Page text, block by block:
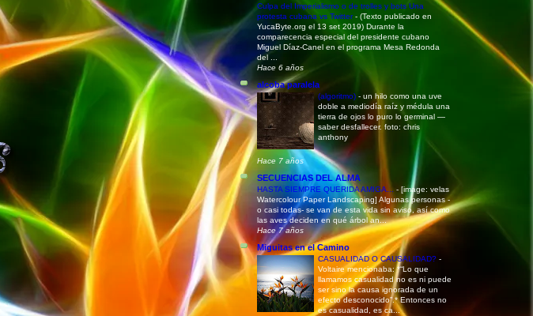
Culpa del Imperialismo o de trolles y bots Una
protesta cubana vs Twitter- (Texto publicado en
YucaByte.org el 13 set 2019) Durante la
comparecencia especial del presidente cubano
Miguel Díaz-Canel en el programa Mesa Redonda
del ...
Hace 6 años
alcoba paralela
(algoritmo) - un hilo como una uve
doble a mediodía raíz y médula una
tierra de ojos lo puro lo germinal —
saber desfallecer. foto: chris
anthony
Hace 7 años
SECUENCIAS DEL ALMA
HASTA SIEMPRE QUERIDA AMIGA... - [image: velas
Watercolour Paper Landscaping] Algunas personas -
o casi todas- se van de esta vida sin aviso, así como
las aves deciden en qué árbol an...
Hace 7 años
Miguitas en el Camino
CASUALIDAD O CAUSALIDAD? -
Voltaire mencionaba: *“Lo que
llamamos casualidad no es ni puede
ser sino la causa ignorada de un
efecto desconocido”.* Entonces no
es casualidad, es ca...